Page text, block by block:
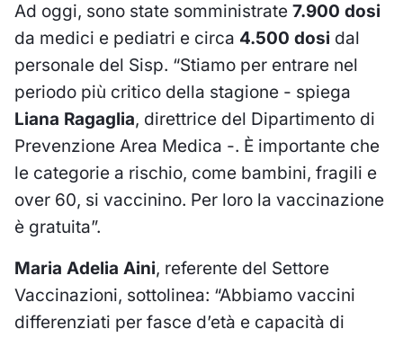
Ad oggi, sono state somministrate 7.900 dosi
da medici e pediatri e circa 4.500 dosi dal
personale del Sisp. “Stiamo per entrare nel
periodo più critico della stagione - spiega
Liana Ragaglia, direttrice del Dipartimento di
Prevenzione Area Medica -. È importante che
le categorie a rischio, come bambini, fragili e
over 60, si vaccinino. Per loro la vaccinazione
è gratuita”.
Maria Adelia Aini, referente del Settore
Vaccinazioni, sottolinea: “Abbiamo vaccini
differenziati per fasce d’età e capacità di